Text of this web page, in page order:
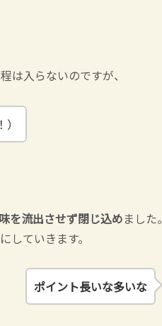
は入らないのですが、
を流出させず閉じ込めました。
していきます。
ポイント長いな多いな